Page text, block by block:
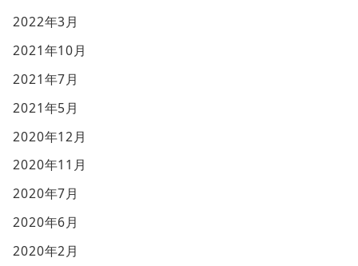
2022年3月
2021年10月
2021年7月
2021年5月
2020年12月
2020年11月
2020年7月
2020年6月
2020年2月